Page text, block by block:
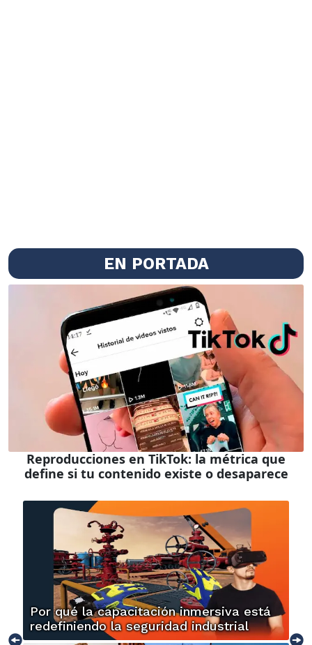
EN PORTADA
Reproducciones en TikTok: la métrica que
define si tu contenido existe o desaparece
Por qué la capacitación inmersiva está
redefiniendo la seguridad industrial